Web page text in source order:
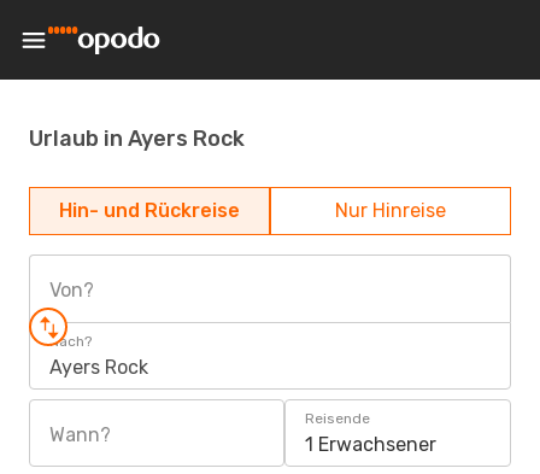
Urlaub in Ayers Rock
Hin- und Rückreise Nur Hinreise
Von?
Nach?
Ayers Rock
Wann?
Reisende
1 Erwachsener